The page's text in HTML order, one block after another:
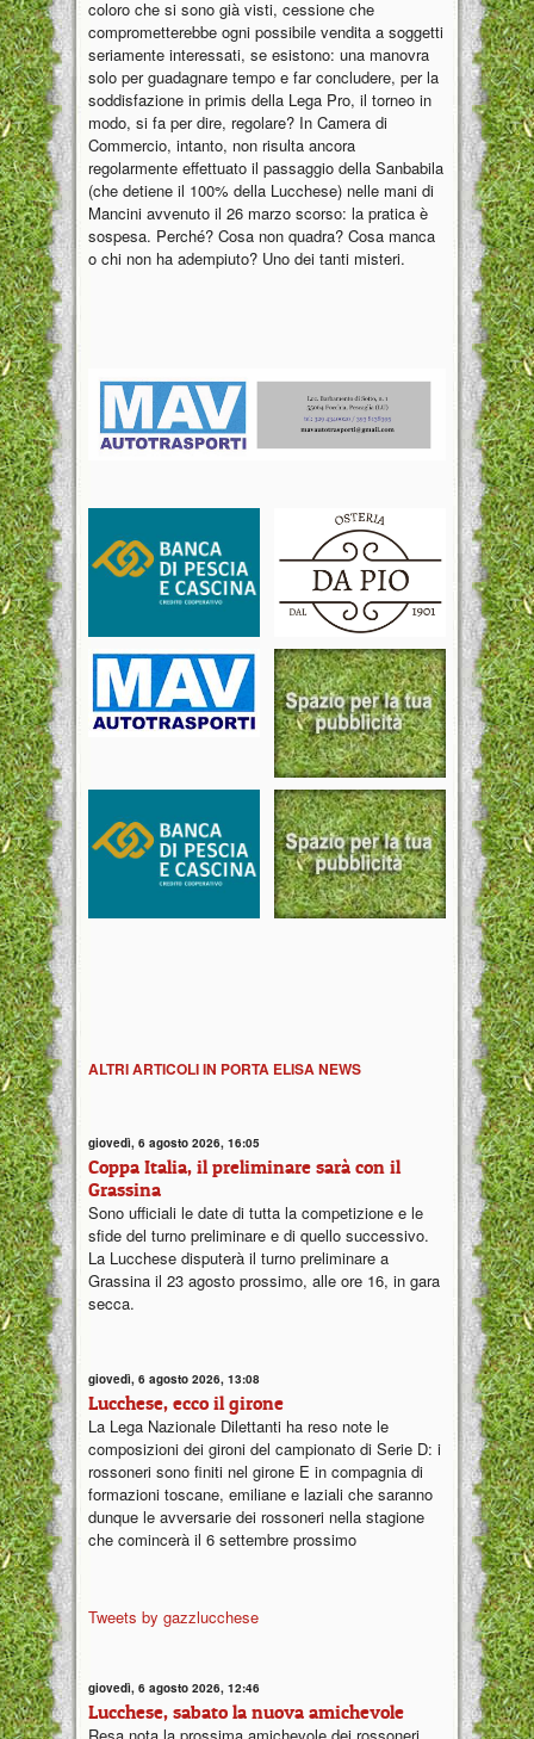
coloro che si sono già visti, cessione che
comprometterebbe ogni possibile vendita a soggetti
seriamente interessati, se esistono: una manovra
solo per guadagnare tempo e far concludere, per la
soddisfazione in primis della Lega Pro, il torneo in
modo, si fa per dire, regolare? In Camera di
Commercio, intanto, non risulta ancora
regolarmente effettuato il passaggio della Sanbabila
(che detiene il 100% della Lucchese) nelle mani di
Mancini avvenuto il 26 marzo scorso: la pratica è
sospesa. Perché? Cosa non quadra? Cosa manca
o chi non ha adempiuto? Uno dei tanti misteri.
ALTRI ARTICOLI IN PORTA ELISA NEWS
giovedì, 6 agosto 2026, 16:05
Coppa Italia, il preliminare sarà con il
Grassina
Sono ufficiali le date di tutta la competizione e le
sfide del turno preliminare e di quello successivo.
La Lucchese disputerà il turno preliminare a
Grassina il 23 agosto prossimo, alle ore 16, in gara
secca.
giovedì, 6 agosto 2026, 13:08
Lucchese, ecco il girone
La Lega Nazionale Dilettanti ha reso note le
composizioni dei gironi del campionato di Serie D: i
rossoneri sono finiti nel girone E in compagnia di
formazioni toscane, emiliane e laziali che saranno
dunque le avversarie dei rossoneri nella stagione
che comincerà il 6 settembre prossimo
Tweets by gazzlucchese
giovedì, 6 agosto 2026, 12:46
Lucchese, sabato la nuova amichevole